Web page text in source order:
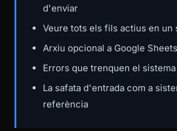
d'enviar
Veure tots els fils actius en un
Arxiu opcional a Google
Errors que trenquen el sistema
La safata d'entrada com a
referència